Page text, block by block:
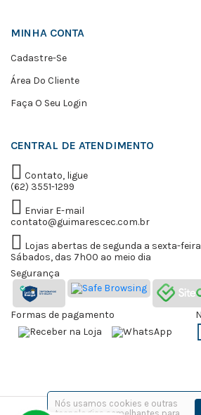
MINHA CONTA
Cadastre-Se
Área Do Cliente
Faça O Seu Login
CENTRAL DE ATENDIMENTO
Contato, ligue
(62) 3551-1299
Enviar E-mail
contato@guimarescec.com.br
Lojas abertas de segunda a sexta-
Sábados, das 7h00 ao meio dia
Segurança
Formas de pagamento
Nós usamos cookies e outras